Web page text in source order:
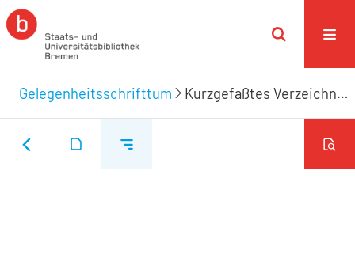
Gelegenheitsschrifttum Kurzgefaßtes Verzeichniß des ruhmwürdigen und verdienstvollen Lebens, und nunmehro erfolgten seligen Absterbens des weiland ..., Herrn Daniel Weitsel, Hochverdienten ältesten Herrn des Raths dieser Kaiserl. freien Reichsstadt Bremen, hochangesehenen Bauherrn der Gemeine zu St. Ansgarii, und weitberühmten Kauf- und Handelsherrn; ...